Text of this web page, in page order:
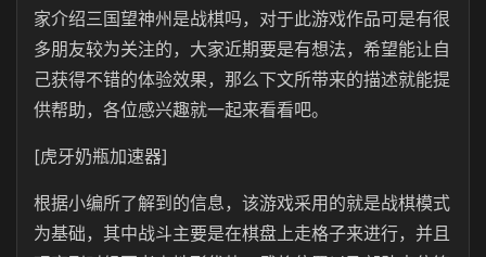
家介绍三国望神州是战棋吗，对于此游戏作品可是有很
多朋友较为关注的，大家近期要是有想法，希望能让自
己获得不错的体验效果，那么下文所带来的描述就能提
供帮助，各位感兴趣就一起来看看吧。
[虎牙奶瓶加速器]
根据小编所了解到的信息，该游戏采用的就是战棋模式
为基础，其中战斗主要是在棋盘上走格子来进行，并且